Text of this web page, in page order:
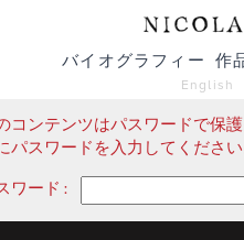
バイオグラフィー 作
English
コンテンツはパスワードで保
パスワードを入力してください
ワード: